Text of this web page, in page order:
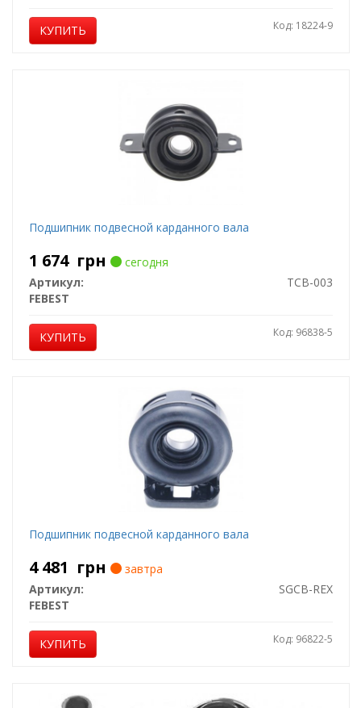
КУПИТЬ Код: 18224-9
Подшипник подвесной карданного вала
1 674 грн
сегодня
Артикул:
TCB-003
FEBEST
КУПИТЬ Код: 96838-5
Подшипник подвесной карданного вала
4 481 грн
завтра
Артикул:
SGCB-REX
FEBEST
КУПИТЬ Код: 96822-5